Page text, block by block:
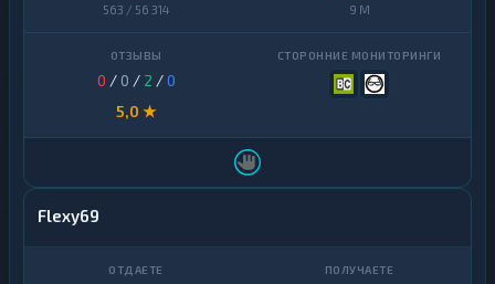
563 / 56 314 9 M
0 / 0 / 2 /0
5,0 ★
Flexy69